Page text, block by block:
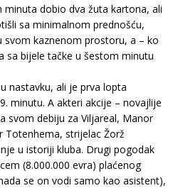
minuta dobio dva žuta kartona, ali
sa minimalnom prednošću,
svom kaznenom prostoru, a – ko
sa bijele tačke u šestom minutu
nastavku, ali je prva lopta
minutu. A akteri akcije – novajlije
svom debiju za Viljareal, Manor
Totenhema, strijelac Žorž
u istoriji kluba. Drugi pogodak
(8.000.000 evra) plaćenog
se on vodi samo kao asistent),